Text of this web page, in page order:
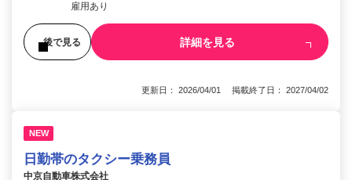
雇用あり
後で見る 詳細を見る
更新日： 2026/04/01 掲載終了日： 2027/04/02
NEW
日勤帯のタクシー乗務員
中京自動車株式会社